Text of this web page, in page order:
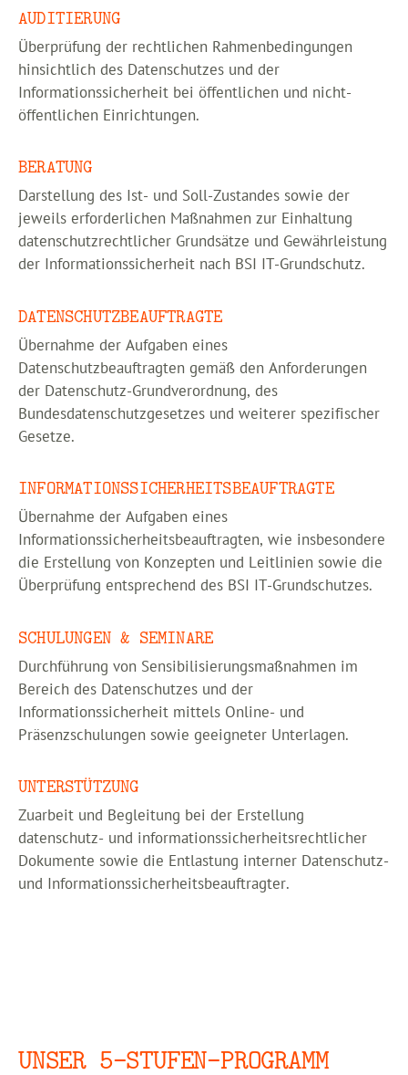
AUDITIERUNG
Überprüfung der rechtlichen Rahmenbedingungen
hinsichtlich des Datenschutzes und der
Informationssicherheit bei öffentlichen und nicht-
öffentlichen Einrichtungen.
BERATUNG
Darstellung des Ist- und Soll-Zustandes sowie der
jeweils erforderlichen Maßnahmen zur Einhaltung
datenschutzrechtlicher Grundsätze und Gewährleistung
der Informationssicherheit nach BSI IT-Grundschutz.
DATENSCHUTZBEAUFTRAGTE
Übernahme der Aufgaben eines
Datenschutzbeauftragten gemäß den Anforderungen
der Datenschutz-Grundverordnung, des
Bundesdatenschutzgesetzes und weiterer spezifischer
Gesetze.
INFORMATIONSSICHERHEITSBEAUFTRAGTE
Übernahme der Aufgaben eines
Informationssicherheitsbeauftragten, wie insbesondere
die Erstellung von Konzepten und Leitlinien sowie die
Überprüfung entsprechend des BSI IT-Grundschutzes.
SCHULUNGEN & SEMINARE
Durchführung von Sensibilisierungsmaßnahmen im
Bereich des Datenschutzes und der
Informationssicherheit mittels Online- und
Präsenzschulungen sowie geeigneter Unterlagen.
UNTERSTÜTZUNG
Zuarbeit und Begleitung bei der Erstellung
datenschutz- und informationssicherheitsrechtlicher
Dokumente sowie die Entlastung interner Datenschutz-
und Informationssicherheitsbeauftragter.
UNSER 5-STUFEN-PROGRAMM